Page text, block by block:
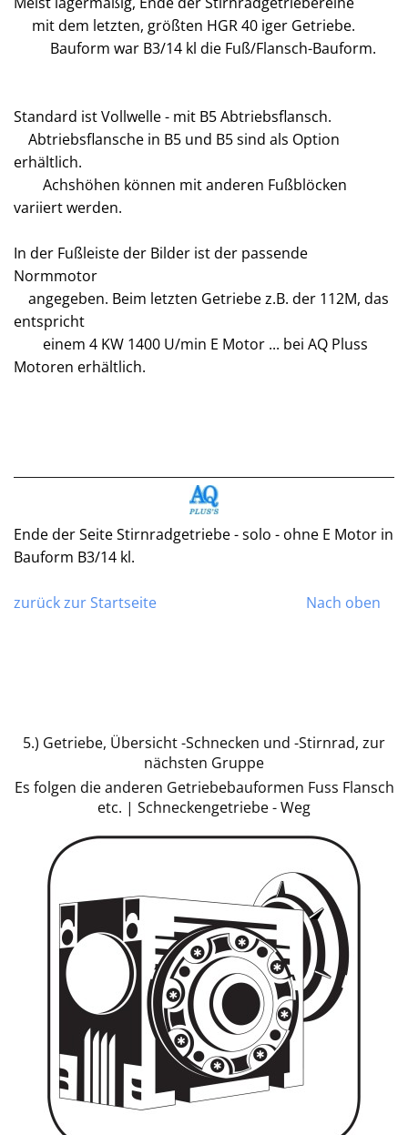
mit dem letzten, größten HGR 40 iger Getriebe.
Bauform war B3/14 kl die Fuß/Flansch-Bauform.
Standard ist Vollwelle - mit B5 Abtriebsflansch.
Abtriebsflansche in B5 und B5 sind als Option
erhältlich.
Achshöhen können mit anderen Fußblöcken
variiert werden.
In der Fußleiste der Bilder ist der passende
Normmotor
angegeben. Beim letzten Getriebe z.B. der 112M, das
entspricht
einem 4 KW 1400 U/min E Motor ... bei AQ Pluss
Motoren erhältlich.
Ende der Seite Stirnradgetriebe - solo - ohne E Motor in
Bauform B3/14 kl.
zurück zur Startseite Nach oben
5.) Getriebe, Übersicht -Schnecken und -Stirnrad, zur
nächsten Gruppe
Es folgen die anderen Getriebebauformen Fuss Flansch
etc. | Schneckengetriebe - Weg